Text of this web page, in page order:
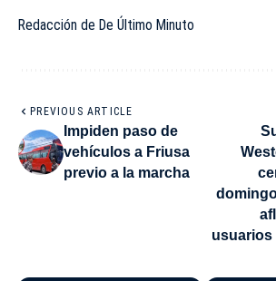
Redacción de De Último Minuto
PREVIOUS ARTICLE
Impiden paso de
vehículos a Friusa
previo a la marcha
usuarios